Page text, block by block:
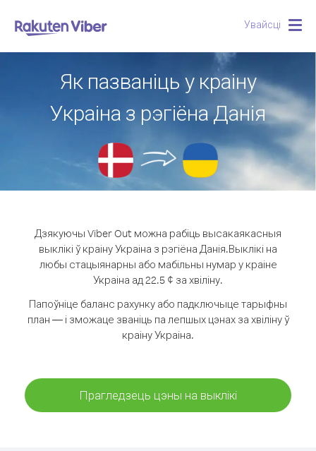
Увайсці
Як пазваніць у краіну
Украіна з рэгіёна Данія
Дзякуючы Viber Out можна рабіць высакаякасныя
выклікі ў краіну Украіна з рэгіёна Данія.Выклікі на
любы стацыянарны або мабільны нумар у краіне
Украіна ад 22.5 ¢ за хвіліну.
Папоўніце баланс рахунку або падключыце тарыфны
план — і зможаце званіць па лепшых цэнах за хвіліну ў
краіну Украіна.
Прагледзець цэны на выклікі